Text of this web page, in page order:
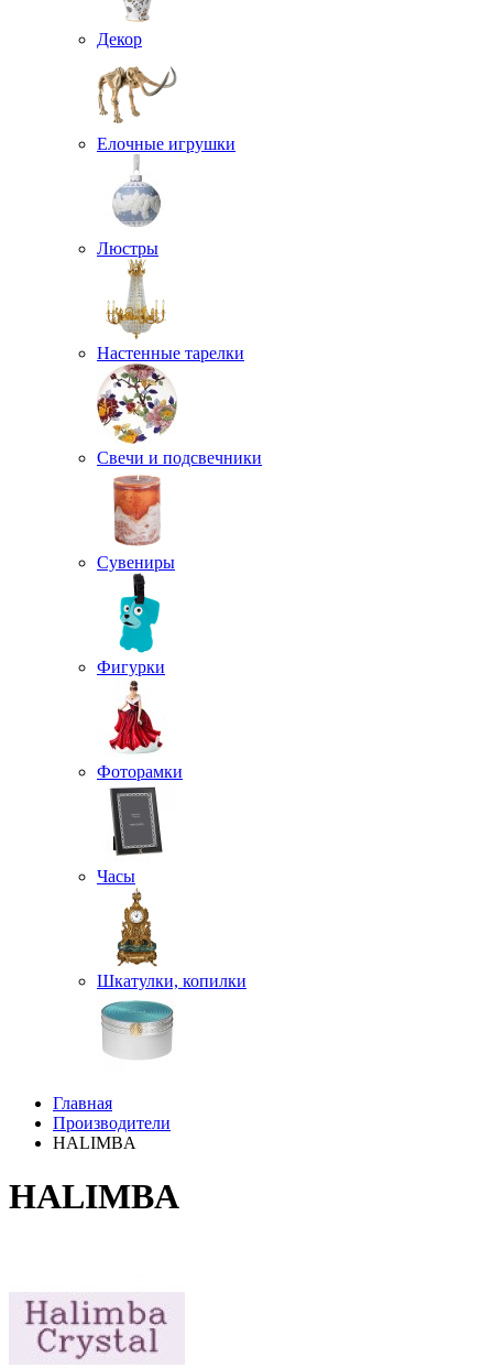
Декор
Елочные игрушки
Люстры
Настенные тарелки
Свечи и подсвечники
Сувениры
Фигурки
Фоторамки
Часы
Шкатулки, копилки
Главная
Производители
HALIMBA
HALIMBA